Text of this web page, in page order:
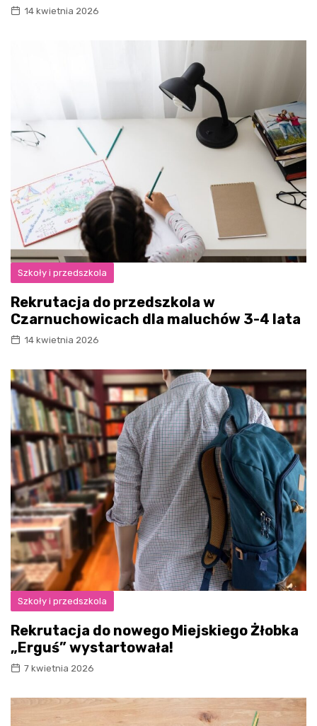
14 kwietnia 2026
Szkoły i przedszkola
Rekrutacja do przedszkola w
Czarnuchowicach dla maluchów 3-4 lata
14 kwietnia 2026
Szkoły i przedszkola
Rekrutacja do nowego Miejskiego Żłobka
„Erguś” wystartowała!
7 kwietnia 2026